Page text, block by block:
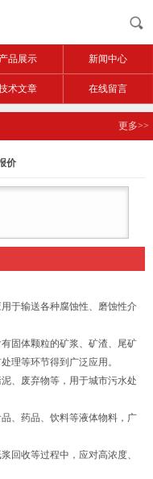
产品展示 新闻中心
术文章 在线留言
更多>>
价
于输送各种腐蚀性、磨蚀性介
固体颗粒的矿浆、矿渣、尾矿
理等环节得到广泛应用。
、废弃物等，用于城市污水处
、药品、饮料等液体物料，广
回收等过程中，应对高浓度、